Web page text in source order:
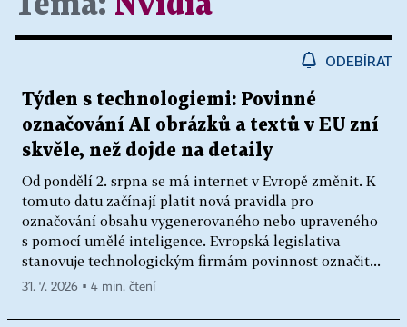
ODEBÍRAT
Týden s technologiemi: Povinné
označování AI obrázků a textů v EU zní
skvěle, než dojde na detaily
Od pondělí 2. srpna se má internet v Evropě změnit. K
tomuto datu začínají platit nová pravidla pro
označování obsahu vygenerovaného nebo upraveného
s pomocí umělé inteligence. Evropská legislativa
stanovuje technologickým firmám povinnost označit...
31. 7. 2026 ▪ 4 min. čtení